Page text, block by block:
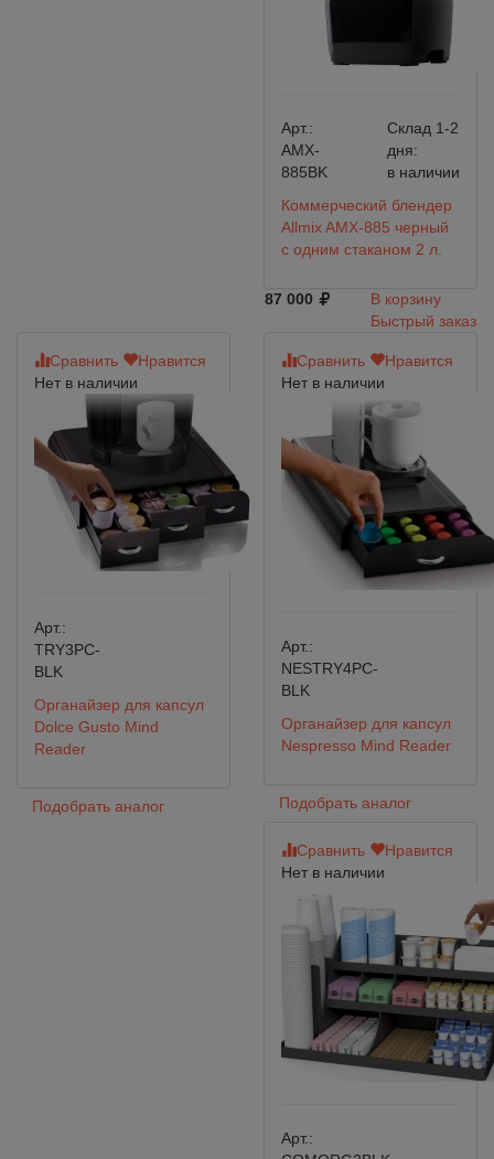
Арт.:
AMX-
885BK
Склад 1-2
дня:
в наличии
Коммерческий блендер
Allmix AMX-885 черный
с одним стаканом 2 л.
87 000
В корзину
Быстрый заказ
Сравнить
Нравится
Нет в наличии
Арт.:
TRY3PC-
BLK
Органайзер для капсул
Dolce Gusto Mind
Reader
Подобрать аналог
Сравнить
Нравится
Нет в наличии
Арт.:
NESTRY4PC-
BLK
Органайзер для капсул
Nespresso Mind Reader
Подобрать аналог
Сравнить
Нравится
Нет в наличии
Арт.: